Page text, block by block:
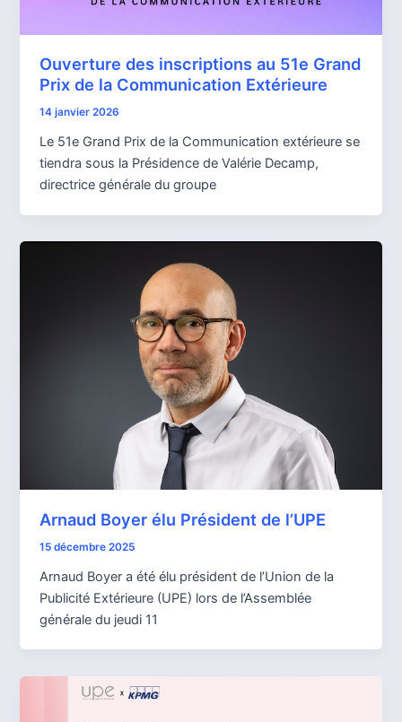
Ouverture des inscriptions au 51e Grand
Prix de la Communication Extérieure
14 janvier 2026
Le 51e Grand Prix de la Communication extérieure se
tiendra sous la Présidence de Valérie Decamp,
directrice générale du groupe
Arnaud Boyer élu Président de l’UPE
15 décembre 2025
Arnaud Boyer a été élu président de l’Union de la
Publicité Extérieure (UPE) lors de l’Assemblée
générale du jeudi 11